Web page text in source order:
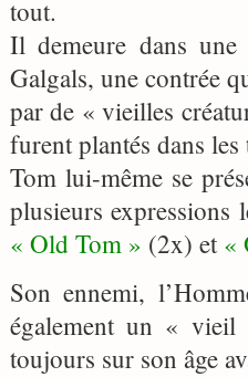
tout.
Il demeure dans
Galgals, une contrée
par de « vieilles
furent plantés dans
Tom lui-même se
plusieurs
« Old Tom » (2x) et «
Son ennemi,
également un « vieil
toujours sur son âge